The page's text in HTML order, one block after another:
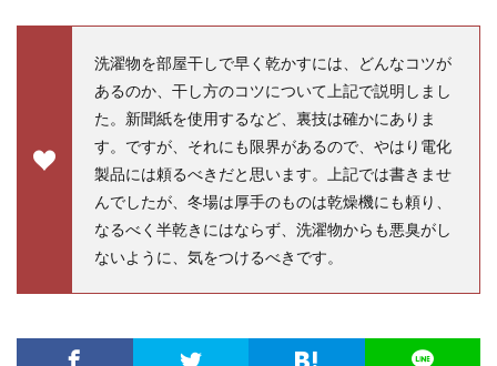
洗濯物を部屋干しで早く乾かすには、どんなコツが
あるのか、干し方のコツについて上記で説明しまし
た。新聞紙を使用するなど、裏技は確かにありま
す。ですが、それにも限界があるので、やはり電化
製品には頼るべきだと思います。上記では書きませ
んでしたが、冬場は厚手のものは乾燥機にも頼り、
なるべく半乾きにはならず、洗濯物からも悪臭がし
ないように、気をつけるべきです。